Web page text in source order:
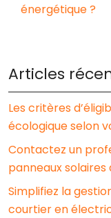
énergétique ?
Articles
Les critères
écologique selon
Contactez un
panneaux solaires
Simplifiez la
courtier en